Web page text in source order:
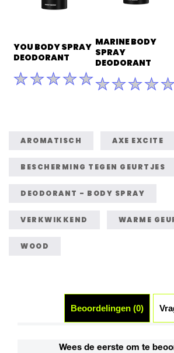
YOU BODY SPRAY
DEODORANT
Geen
beoordelingen
MARINE BODY
SPRAY
DEODORANT
Geen
AROMATISCH AXE EXCITE
BESCHERMING TEGEN GEURTJES
DEODORANT - BODY SPRAY
VERKWIKKEND WARME
WOOD
Beoordelingen (0)
Wees de eerste om te